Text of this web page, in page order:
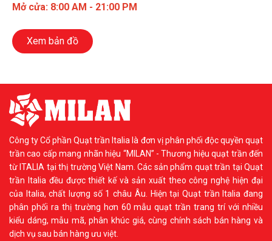
Mở cửa: 8:00 AM - 21:00 PM
Xem bản đồ
Công ty Cổ phần Quạt trần Italia là đơn vị phân phối độc quyền quạt
trần cao cấp mang nhãn hiệu “MILAN” - Thương hiệu quạt trần đến
từ ITALIA tại thị trường Việt Nam. Các sản phẩm quạt trần tại Quạt
trần Italia đều được thiết kế và sản xuất theo công nghệ hiện đại
của Italia, chất lượng số 1 châu Âu. Hiện tại Quạt trần Italia đang
phân phối ra thị trường hơn 60 mẫu quạt trần trang trí với nhiều
kiểu dáng, mẫu mã, phân khúc giá, cùng chính sách bán hàng và
dịch vụ sau bán hàng ưu việt.